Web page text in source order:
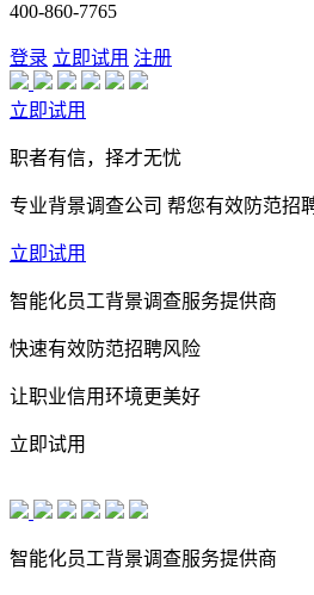
400-860-7765
登录 立即试用 注册
立即试用
职者有信，择才无忧
专业背景调查公司 帮您有效防范招
立即试用
智能化员工背景调查服务提供商
快速有效防范招聘风险
让职业信用环境更美好
立即试用
智能化员工背景调查服务提供商